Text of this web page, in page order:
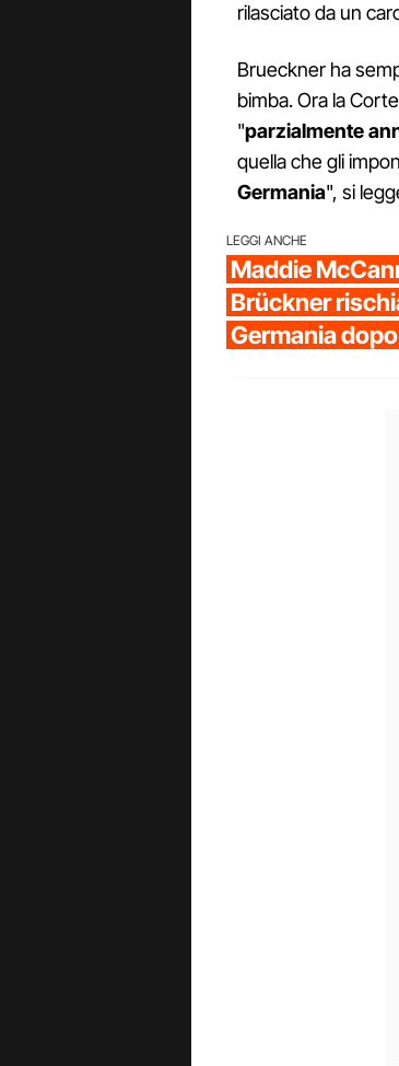
rilasciato da un
Brueckner ha
bimba. Ora la
"parzialmente
quella che gli
Germania", si
LEGGI ANCHE
Maddie
Brückner
Germania